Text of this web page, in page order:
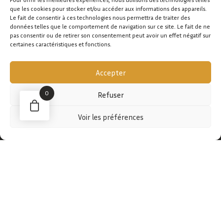
que les cookies pour stocker et/ou accéder aux informations des appareils.
Le fait de consentir à ces technologies nous permettra de traiter des
données telles que le comportement de navigation sur ce site. Le fait de ne
pas consentir ou de retirer son consentement peut avoir un effet négatif sur
certaines caractéristiques et fonctions.
Accepter
Refuser
Voir les préférences
CONTACTER
0